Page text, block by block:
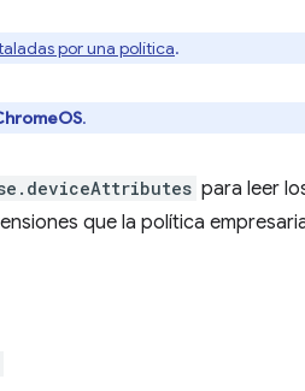
por una política.
.
para leer
que la política